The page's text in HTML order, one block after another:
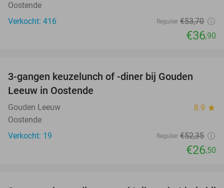
Oostende
Verkocht: 416
Regulier €53,70
€36,90
3-gangen keuzelunch of -diner bij Gouden
Leeuw in Oostende
Gouden Leeuw 8.9 star
Oostende
Verkocht: 19
Regulier €52,35
€26,50